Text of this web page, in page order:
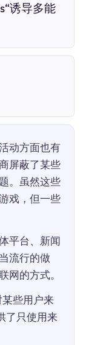
诱导多能
动方面也有
屏蔽了某些
。虽然这些
戏，但一些
平台、新闻
流行的做
网的方式。
某些用户来
了只使用来